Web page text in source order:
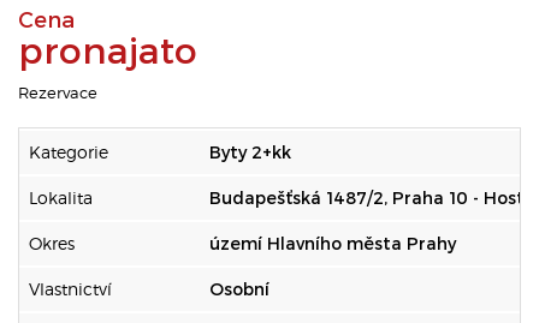
Cena
pronajato
Rezervace
Kategorie Byty 2+kk
Lokalita Budapešťská 1487/2, Praha 10 -
Okres území Hlavního města Prahy
Vlastnictví Osobní